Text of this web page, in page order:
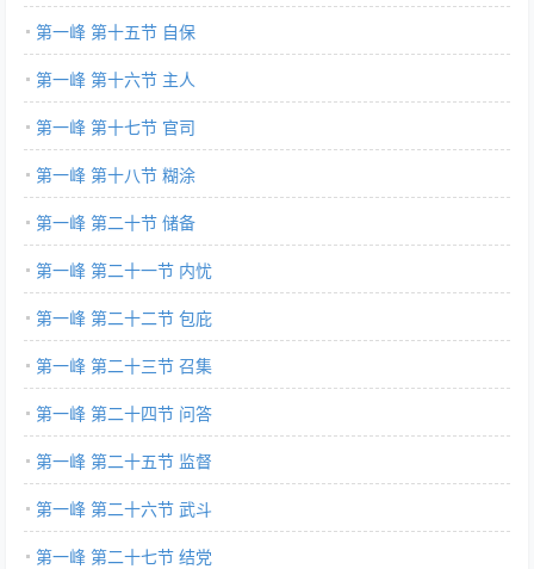
第一峰 第十五节 自保
第一峰 第十六节 主人
第一峰 第十七节 官司
第一峰 第十八节 糊涂
第一峰 第二十节 储备
第一峰 第二十一节 内忧
第一峰 第二十二节 包庇
第一峰 第二十三节 召集
第一峰 第二十四节 问答
第一峰 第二十五节 监督
第一峰 第二十六节 武斗
第一峰 第二十七节 结党